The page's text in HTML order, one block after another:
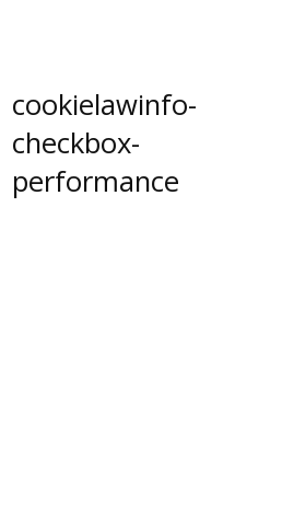
cookielawinfo-
checkbox-
performance